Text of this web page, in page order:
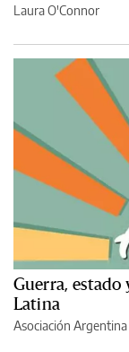
Laura O'Connor
Guerra,
Latina
Asociación